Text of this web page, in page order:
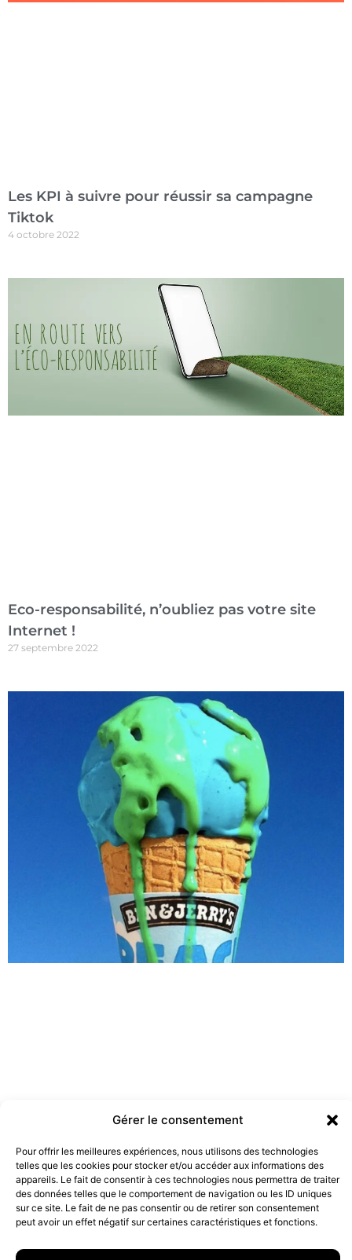
Gérer le consentement
Pour offrir les meilleures expériences, nous utilisons des technologies
telles que les cookies pour stocker et/ou accéder aux informations des
appareils. Le fait de consentir à ces technologies nous permettra de traiter
des données telles que le comportement de navigation ou les ID uniques
sur ce site. Le fait de ne pas consentir ou de retirer son consentement
peut avoir un effet négatif sur certaines caractéristiques et fonctions.
Les KPI à suivre pour réussir sa campagne
Tiktok
4 octobre 2022
Eco-responsabilité, n’oubliez pas votre site
Internet !
27 septembre 2022
Les marques doivent-elles être engagées ?
19 juillet 2022
10 rue Charlot, 75003 Paris. Contact : +33(0)6 63 07 98 26 ou